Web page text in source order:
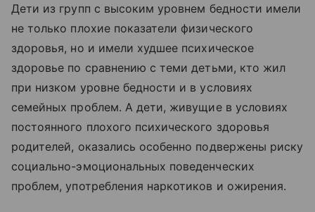
Дети из групп с высоким уровнем бедности имели
не только плохие показатели физического
здоровья, но и имели худшее психическое
здоровье по сравнению с теми детьми, кто жил
при низком уровне бедности и в условиях
семейных проблем. А дети, живущие в условиях
постоянного плохого психического здоровья
родителей, оказались особенно подвержены риску
социально-эмоциональных поведенческих
проблем, употребления наркотиков и ожирения.